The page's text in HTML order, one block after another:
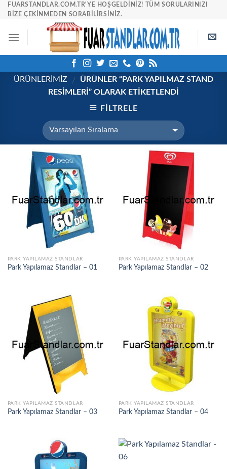
SkipFUARSTANDLAR.COM.TR'YE HOŞGELDINIZ! TÜM SORULARINIZI
BIZE ÇEKINMEDEN SORABILIRSINIZ.
ÜRÜNLERİMİZ /
ÜRÜNLER “PARK YAPILMAZ STAND
RESIMLERI” OLARAK ETIKETLENDI
FILTRELE
PARK YAPILAMAZ STANDLAR
Park Yapılamaz Standlar – 01
PARK YAPILAMAZ STANDLAR
Park Yapılamaz Standlar – 02
PARK YAPILAMAZ STANDLAR
Park Yapılamaz Standlar – 03
PARK YAPILAMAZ STANDLAR
Park Yapılamaz Standlar – 04